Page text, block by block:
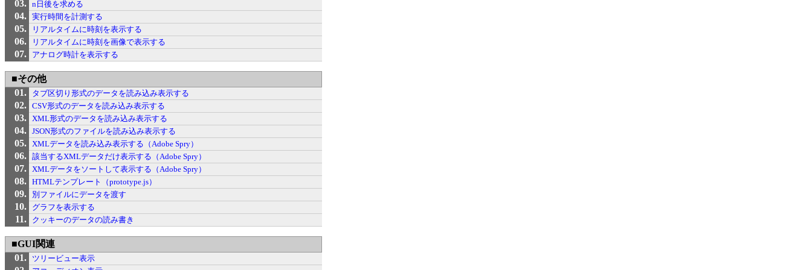
n日後を求める
実行時間を計測する
リアルタイムに時刻を表示する
リアルタイムに時刻を画像で表示する
アナログ時計を表示する
■その他
タブ区切り形式のデータを読み込み表示する
CSV形式のデータを読み込み表示する
XML形式のデータを読み込み表示する
JSON形式のファイルを読み込み表示する
XMLデータを読み込み表示する（Adobe Spry）
該当するXMLデータだけ表示する（Adobe Spry）
XMLデータをソートして表示する（Adobe Spry）
HTMLテンプレート（prototype.js）
別ファイルにデータを渡す
グラフを表示する
クッキーのデータの読み書き
■GUI関連
ツリービュー表示